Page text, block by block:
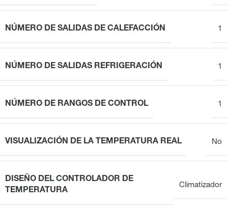
NÚMERO DE SALIDAS DE CALEFACCIÓN 1
NÚMERO DE SALIDAS REFRIGERACIÓN 1
NÚMERO DE RANGOS DE CONTROL 1
VISUALIZACIÓN DE LA TEMPERATURA REAL No
DISEÑO DEL CONTROLADOR DE
TEMPERATURA
Climatizador